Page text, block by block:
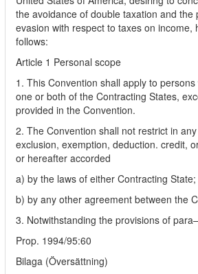
the avoidance of double taxation and the
evasion with respect to taxes on income,
follows:
Article 1 Personal scope
1. This Convention shall apply to
one or both of the Contracting States,
provided in the Convention.
2. The Convention shall not restrict in
exclusion, exemption, deduction. credit,
or hereafter accorded
a) by the laws of either Contracting
b) by any other agreement between the
3. Notwithstanding the provisions of
Prop. 1994/95:60
Bilaga (Översättning)